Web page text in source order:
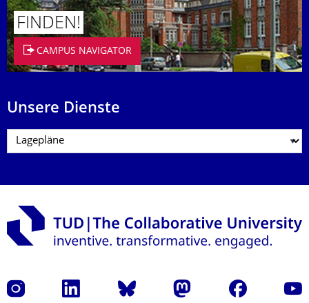
FINDEN!
CAMPUS NAVIGATOR
Unsere Dienste
Instagram LinkedIn Bluesky Mastodon Facebook